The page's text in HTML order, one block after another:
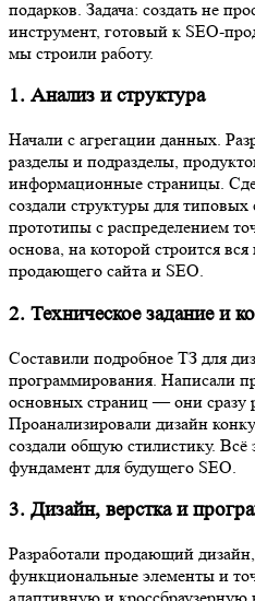
1. Анализ и структура
Начали с агрегации данных.
разделы и подразделы,
информационные страницы.
создали структуры для типовых
прототипы с распределением
основа, на которой строится вся
продающего сайта и SEO.
2. Техническое задание и
Составили подробное ТЗ для
программирования. Написали
страниц — они сразу работают
Проанализировали дизайн
создали общую стилистику. Всё
фундамент для будущего SEO.
3. Дизайн, верстка и
Разработали продающий дизайн,
элементы и точки захвата.
кроссбраузерную верстку —
десктопах, планшетах и
Запрограммировали функционал
элементов.